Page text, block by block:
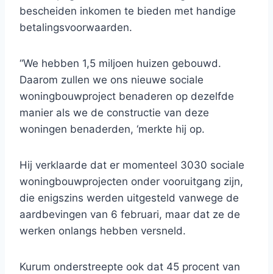
bescheiden inkomen te bieden met handige
betalingsvoorwaarden.
“We hebben 1,5 miljoen huizen gebouwd.
Daarom zullen we ons nieuwe sociale
woningbouwproject benaderen op dezelfde
manier als we de constructie van deze
woningen benaderden, ‘merkte hij op.
Hij verklaarde dat er momenteel 3030 sociale
woningbouwprojecten onder vooruitgang zijn,
die enigszins werden uitgesteld vanwege de
aardbevingen van 6 februari, maar dat ze de
werken onlangs hebben versneld.
Kurum onderstreepte ook dat 45 procent van